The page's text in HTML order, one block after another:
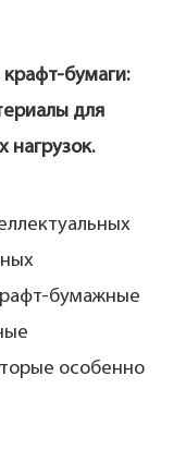
бумаги:
для
нагрузок.
бумажные
особенно